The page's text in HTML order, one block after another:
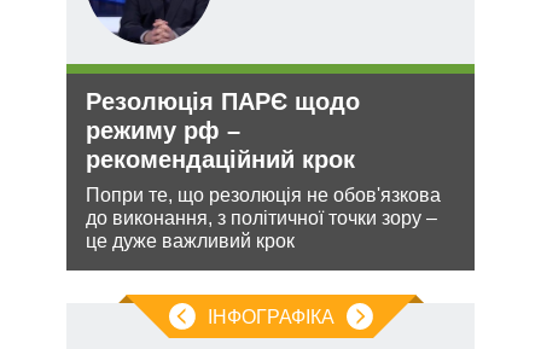
Резолюція ПАРЄ щодо
режиму рф –
рекомендаційний крок
Попри те, що резолюція не обов'язкова
до виконання, з політичної точки зору –
це дуже важливий крок
ІНФОГРАФІКА